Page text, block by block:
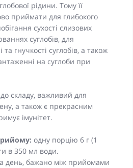
рідини. Тому її
приймати для глибокого
сухості слизових
суглобів, для
гнучкості суглобів, а також
на суглоби при
складу, важливий для
а також є прекрасним
імунітет.
одну порцію 6 г (1
в 350 мл води.
день, бажано між прийомами